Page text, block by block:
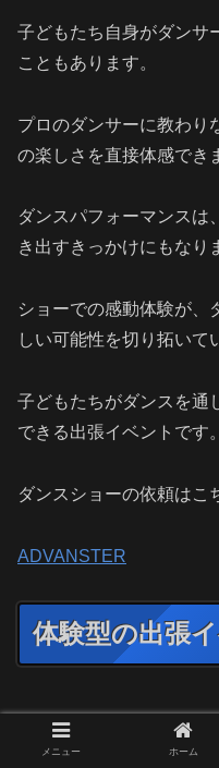
子どもたち自身がダンサ
こともあります。
プロのダンサーに教わり
の楽しさを直接体感でき
ダンスパフォーマンスは
き出すきっかけにもなり
ショーでの感動体験が、
しい可能性を切り拓いて
子どもたちがダンスを通
できる出張イベントです。
ダンスショーの依頼はこ
ADVANSTER
体験型の出張
子どもたちが主体的に参
と成長の宝庫です。
メニュー ホーム